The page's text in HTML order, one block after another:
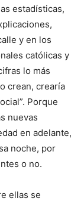
estadísticas,
y en los
católicas y
lo más
crean, crearía
Porque
nuevas
en adelante,
noche, por
o no.
ellas se